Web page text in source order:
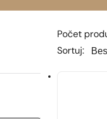
Počet
Sortuj: